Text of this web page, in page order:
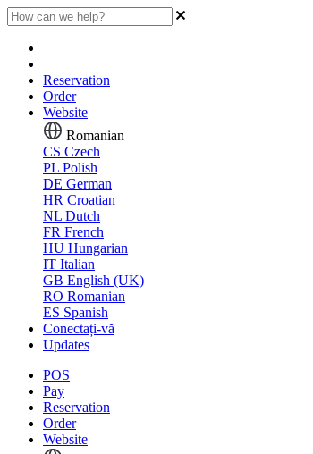
Reservation
Order
Website
Romanian
CS Czech
PL Polish
DE German
HR Croatian
NL Dutch
FR French
HU Hungarian
IT Italian
GB English (UK)
RO Romanian
ES Spanish
Conectați-vă
Updates
POS
Pay
Reservation
Order
Website